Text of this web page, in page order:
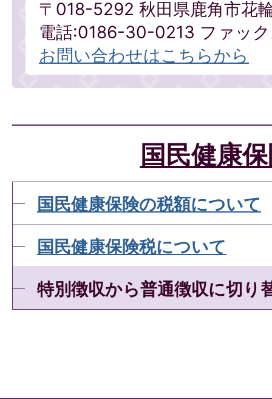
〒018-5292 秋田県鹿角市花
電話:0186-30-0213 ファッ
お問い合わせはこちらから
国民健康
国民健康保険の税額について
国民健康保険税について
特別徴収から普通徴収に切り